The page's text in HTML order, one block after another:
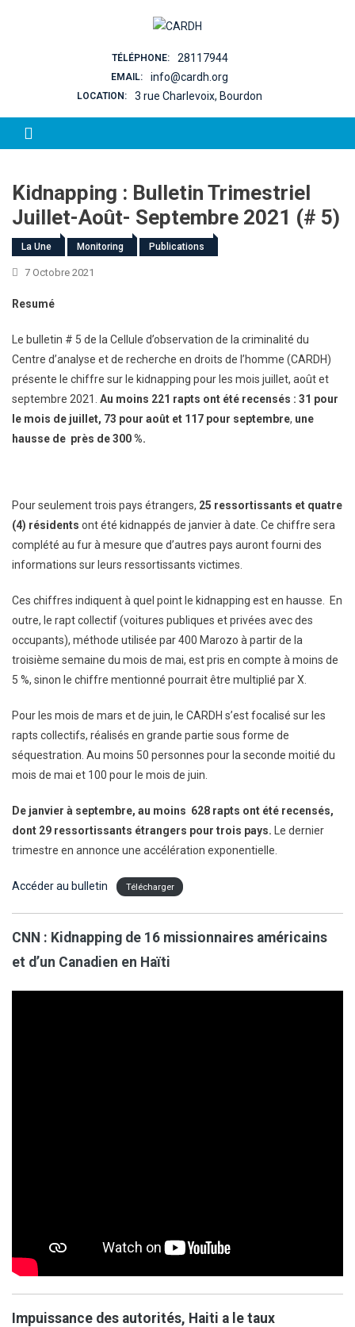
TÉLÉPHONE: 28117944
EMAIL: info@cardh.org
LOCATION: 3 rue Charlevoix, Bourdon
Kidnapping : Bulletin Trimestriel
Juillet-Août- Septembre 2021 (# 5)
La Une Monitoring Publications
7 Octobre 2021
Resumé
Le bulletin # 5 de la Cellule d’observation de la criminalité du
Centre d’analyse et de recherche en droits de l’homme (CARDH)
présente le chiffre sur le kidnapping pour les mois juillet, août et
septembre 2021. Au moins 221 rapts ont été recensés : 31 pour
le mois de juillet, 73 pour août et 117 pour septembre, une
hausse de près de 300 %.
Pour seulement trois pays étrangers, 25 ressortissants et quatre
(4) résidents ont été kidnappés de janvier à date. Ce chiffre sera
complété au fur à mesure que d’autres pays auront fourni des
informations sur leurs ressortissants victimes.
Ces chiffres indiquent à quel point le kidnapping est en hausse. En
outre, le rapt collectif (voitures publiques et privées avec des
occupants), méthode utilisée par 400 Marozo à partir de la
troisième semaine du mois de mai, est pris en compte à moins de
5 %, sinon le chiffre mentionné pourrait être multiplié par X.
Pour les mois de mars et de juin, le CARDH s’est focalisé sur les
rapts collectifs, réalisés en grande partie sous forme de
séquestration. Au moins 50 personnes pour la seconde moitié du
mois de mai et 100 pour le mois de juin.
De janvier à septembre, au moins 628 rapts ont été recensés,
dont 29 ressortissants étrangers pour trois pays. Le dernier
trimestre en annonce une accélération exponentielle.
Accéder au bulletin Télécharger
CNN : Kidnapping de 16 missionnaires américains
et d’un Canadien en Haïti
Impuissance des autorités, Haiti a le taux